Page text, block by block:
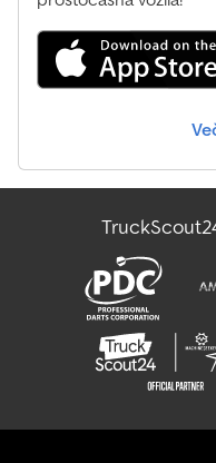
Menci Prekucnik
Mercedes-Benz
Stu Prekucnik
Tatra Prekucnik